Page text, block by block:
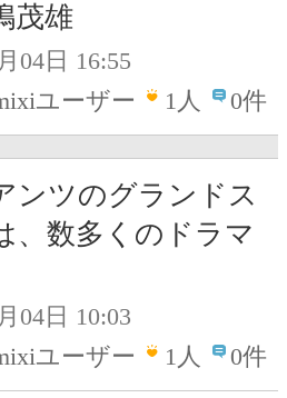
茂雄
04日 16:55
ユーザー
1人 0件
ンツのグランドス
、数多くのドラマ
04日 10:03
ユーザー
1人 0件